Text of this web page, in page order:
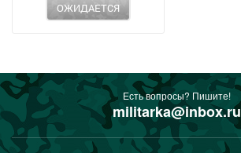
ОЖИДАЕТСЯ
Есть вопросы? Пишите!
militarka@inbox.ru